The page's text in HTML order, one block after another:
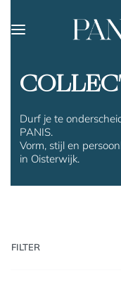
Durf je te
PANIS.
Vorm, stijl en
in Oisterwijk.
FILTER